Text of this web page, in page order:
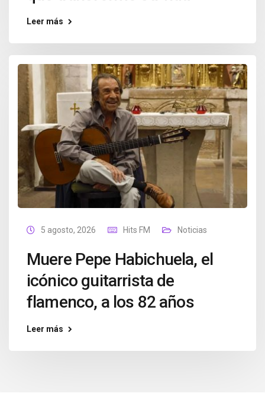
Leer más
5 agosto, 2026 Hits FM Noticias
Muere Pepe Habichuela, el
icónico guitarrista de
flamenco, a los 82 años
Leer más